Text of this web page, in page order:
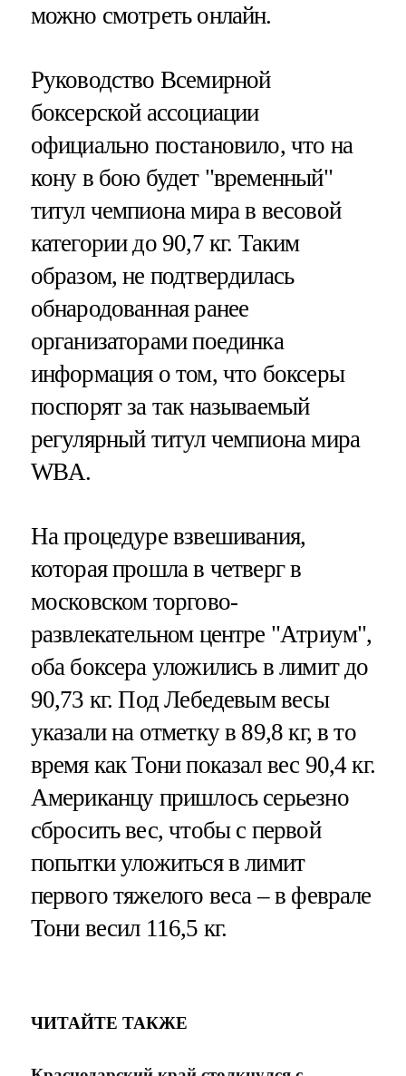
можно смотреть онлайн.
Руководство Всемирной
боксерской ассоциации
официально постановило, что на
кону в бою будет "временный"
титул чемпиона мира в весовой
категории до 90,7 кг. Таким
образом, не подтвердилась
обнародованная ранее
организаторами поединка
информация о том, что боксеры
поспорят за так называемый
регулярный титул чемпиона мира
WBA.
На процедуре взвешивания,
которая прошла в четверг в
московском торгово-
развлекательном центре "Атриум",
оба боксера уложились в лимит до
90,73 кг. Под Лебедевым весы
указали на отметку в 89,8 кг, в то
время как Тони показал вес 90,4 кг.
Американцу пришлось серьезно
сбросить вес, чтобы с первой
попытки уложиться в лимит
первого тяжелого веса – в феврале
Тони весил 116,5 кг.
ЧИТАЙТЕ ТАКЖЕ